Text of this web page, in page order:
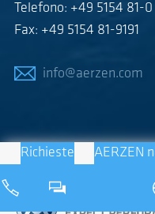
Telefono: +49 5154 81-0
Fax: +49 5154 81-9191
info@aerzen.com
Richieste AERZEN